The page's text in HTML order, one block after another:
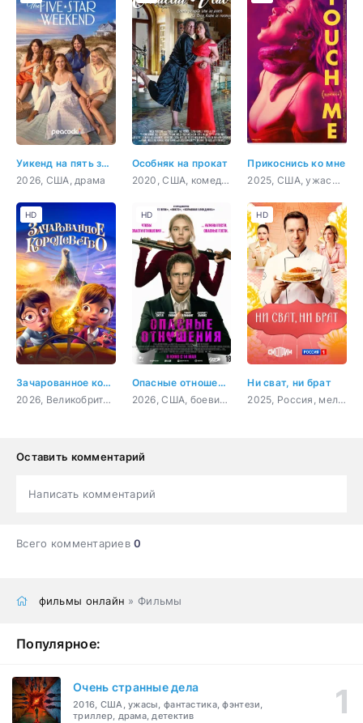
Уикенд на пять звёзд
2026, США, драма
Особняк на прокат
2020, США, комедия
Прикоснись ко мне
2025, США, ужасы, фантастика, драма, комедия
Зачарованное королевство
2026, Великобритания, США, Индия, мультфильм, фэнтези, семейный
HD
Опасные отношения
2026, США, боевик, триллер, комедия
HD
Ни сват, ни брат
2025, Россия, мелодрама
HD
Оставить комментарий
Написать комментарий
Всего комментариев0
фильмы онлайн » Фильмы
Популярное:
Очень странные дела
2016, США, ужасы, фантастика, фэнтези,
триллер, драма, детектив